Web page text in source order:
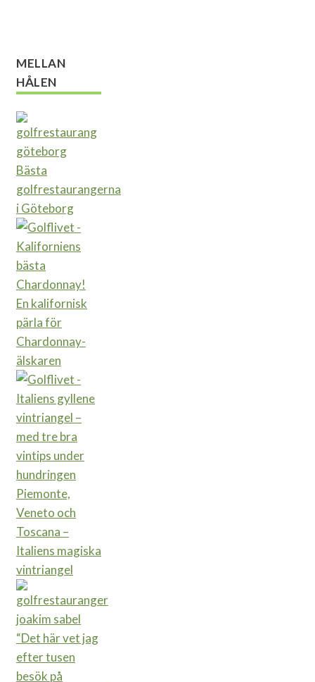
MELLAN
HÅLEN
Bästa
golfrestaurangerna
i Göteborg
En kalifornisk
pärla för
Chardonnay-
älskaren
Piemonte,
Veneto och
Toscana –
Italiens magiska
vintriangel
“Det här vet jag
efter tusen
besök på